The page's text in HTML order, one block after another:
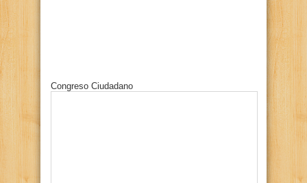
Congreso Ciudadano